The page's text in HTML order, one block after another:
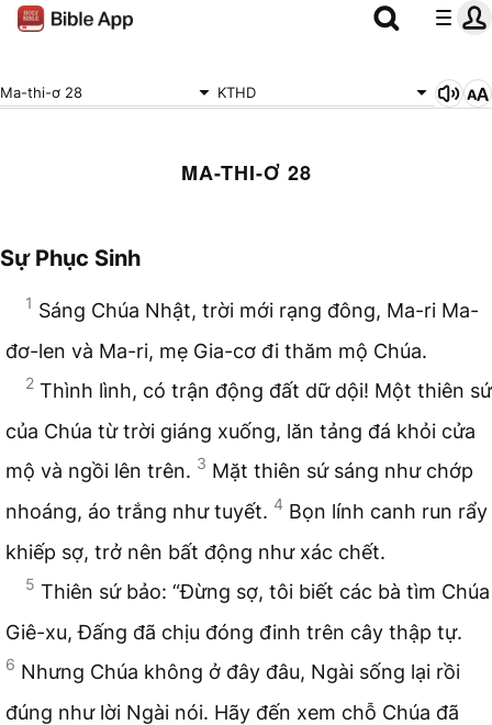
Ma-thi-ơ 28 KTHD
MA-THI-Ơ 28
Sự Phục Sinh
1 Sáng Chúa Nhật, trời mới rạng đông, Ma-ri Ma-
đơ-len và Ma-ri, mẹ Gia-cơ đi thăm mộ Chúa.
2 Thình lình, có trận động đất dữ dội! Một thiên sứ
của Chúa từ trời giáng xuống, lăn tảng đá khỏi cửa
mộ và ngồi lên trên. 3 Mặt thiên sứ sáng như chớp
nhoáng, áo trắng như tuyết. 4 Bọn lính canh run rẩy
khiếp sợ, trở nên bất động như xác chết.
5 Thiên sứ bảo: “Đừng sợ, tôi biết các bà tìm Chúa
Giê-xu, Đấng đã chịu đóng đinh trên cây thập tự.
6 Nhưng Chúa không ở đây đâu, Ngài sống lại rồi
đúng như lời Ngài nói. Hãy đến xem chỗ Chúa đã